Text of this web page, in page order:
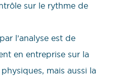
sur le rythme de
l’analyse est de
en entreprise sur la
mais aussi la